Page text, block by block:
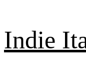
Indie